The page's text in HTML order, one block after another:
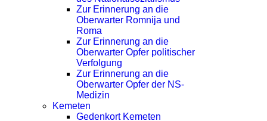
Zur Erinnerung an die
Oberwarter Romnija und
Roma
Zur Erinnerung an die
Oberwarter Opfer politischer
Verfolgung
Zur Erinnerung an die
Oberwarter Opfer der NS-
Medizin
Kemeten
Gedenkort Kemeten